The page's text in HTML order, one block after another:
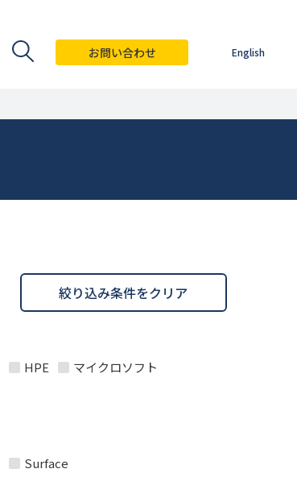
お問い合わせ English
絞り込み条件をクリア
HPE
マイクロソフト
Surface